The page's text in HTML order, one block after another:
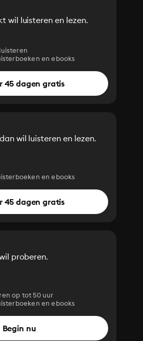
wil luisteren en lezen.
en ebooks
45 dagen gratis
wil luisteren en lezen.
en ebooks
45 dagen gratis
proberen.
op tot 50 uur
en ebooks
Begin nu